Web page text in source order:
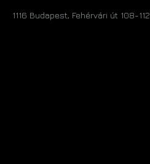
1116 Budapest, Fehérvári út 108-112.​